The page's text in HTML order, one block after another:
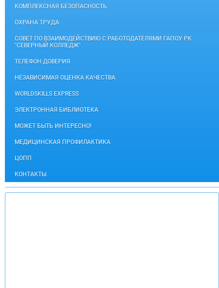
КОМПЛЕКСНАЯ БЕЗОПАСНОСТЬ
ОХРАНА ТРУДА
СОВЕТ ПО ВЗАИМОДЕЙСТВИЮ С РАБОТОДАТЕЛЯМИ ГАПОУ РК
"СЕВЕРНЫЙ КОЛЛЕДЖ"
ТЕЛЕФОН ДОВЕРИЯ
НЕЗАВИСИМАЯ ОЦЕНКА КАЧЕСТВА
WORLDSKILLS EXPRESS
ЭЛЕКТРОННАЯ БИБЛИОТЕКА
МОЖЕТ БЫТЬ ИНТЕРЕСНО!
МЕДИЦИНСКАЯ ПРОФИЛАКТИКА
ЦОПП
КОНТАКТЫ